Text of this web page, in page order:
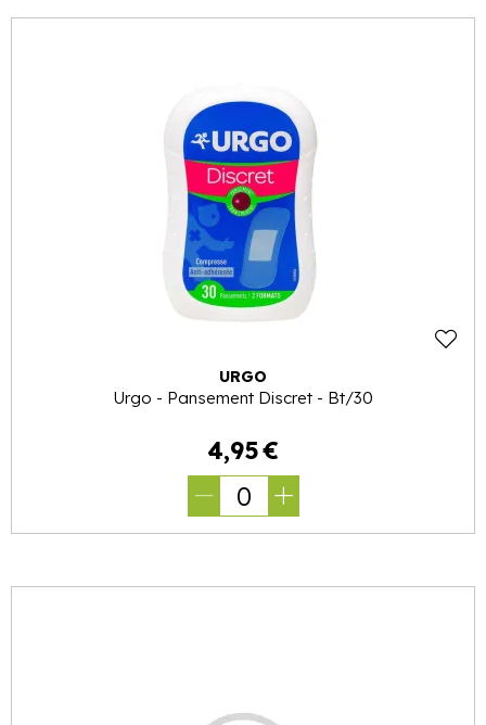
URGO
Urgo - Pansement Discret - Bt/30
4,95€
0